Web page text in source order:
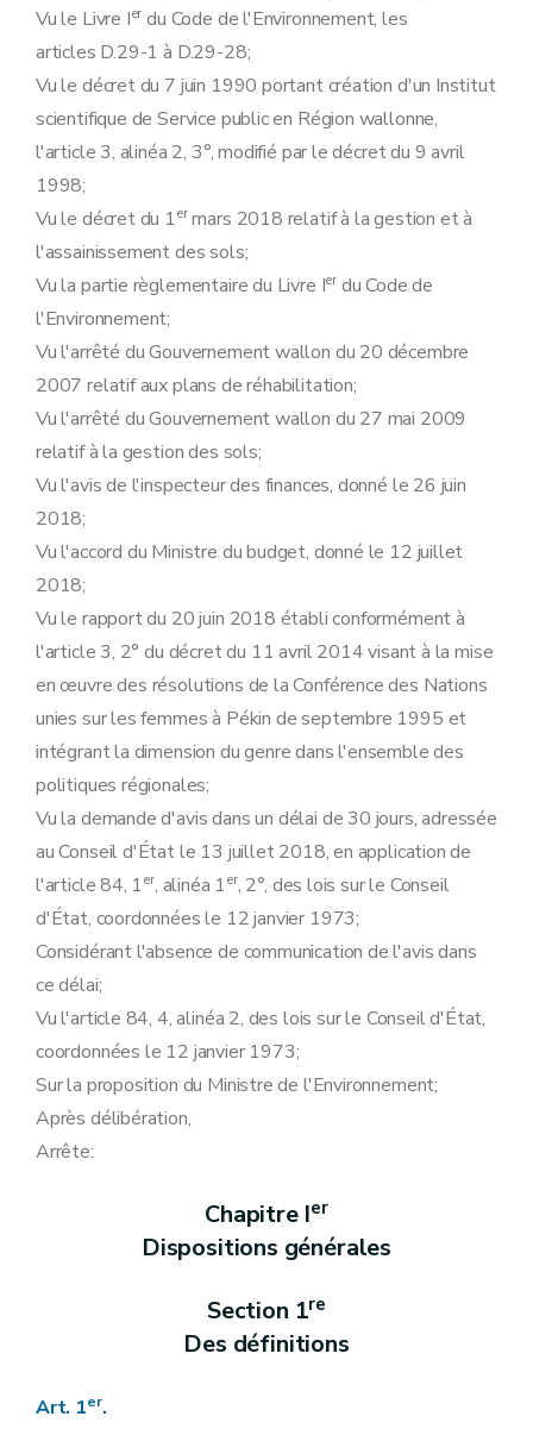
Art. 17
Section 5 Des extraits conformes
Art. 18
Art. 19
Art. 20
Art. 21
Art. 22
Chapitre III
Des agréments et enregistrements
Section 1 re
De l'agrément des experts
Art. 24
Sous-section 1
Des conditions et de la procédure d'agrément
Art. 25
Art. 26
Art. 27
Art. 28
Art. 29
Sous-section 2 Des règles à respecter en cours d'agrément
Art. 30
Art. 31
Art. 32
Sous-section 3 Du contrôle et des sanctions
Art. 34
Section 2
Art. 36
Sous-section 1
re
Art. 37
Art. 38
Art. 40
Art. 41
Sous-section 2
Art. 42
Art. 43
Sous-section 3 Du contrôle et des sanctions
Art. 44
Art. 45
Art. 46
Art. 47
Section 3 Des prélèvements d'échantillons de sols
Sous-section 1
Art. 49
Art. 50
Sous-section 2 Des conditions relatives aux experts
Art. 51
Sous-section 3
Art. 52
Chapitre IV Des obligations
re
De la convention de gestion des sols
Art. 61
Vu le Livre Ier du Code de l'Environnement, les
articles D.29-1 à D.29-28;
Vu le décret du 7 juin 1990 portant création d'un Institut
scientifique de Service public en Région wallonne,
l'article 3, alinéa 2, 3°, modifié par le décret du 9 avril
1998;
Vu le décret du 1ermars 2018 relatif à la gestion et à
l'assainissement des sols;
Vu la partie règlementaire du Livre Ierdu Code de
l'Environnement;
Vu l'arrêté du Gouvernement wallon du 20 décembre
2007 relatif aux plans de réhabilitation;
Vu l'arrêté du Gouvernement wallon du 27 mai 2009
relatif à la gestion des sols;
Vu l'avis de l'inspecteur des finances, donné le 26 juin
2018;
Vu l'accord du Ministre du budget, donné le 12 juillet
2018;
Vu le rapport du 20 juin 2018 établi conformément à
l'article 3, 2° du décret du 11 avril 2014 visant à la mise
en œuvre des résolutions de la Conférence des Nations
unies sur les femmes à Pékin de septembre 1995 et
intégrant la dimension du genre dans l'ensemble des
politiques régionales;
Vu la demande d'avis dans un délai de 30 jours, adressée
au Conseil d'État le 13 juillet 2018, en application de
l'article 84, 1er, alinéa 1er, 2°, des lois sur le Conseil
d'État, coordonnées le 12 janvier 1973;
Considérant l'absence de communication de l'avis dans
ce délai;
Vu l'article 84, 4, alinéa 2, des lois sur le Conseil d'État,
coordonnées le 12 janvier 1973;
Sur la proposition du Ministre de l'Environnement;
Après délibération,
Arrête:
Chapitre Ier
Dispositions générales
Section 1re
Des définitions
Art. 1er.